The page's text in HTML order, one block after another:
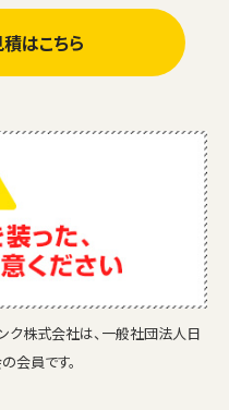
はこちら
ク株式会社は、一般社団法人日
会員です。